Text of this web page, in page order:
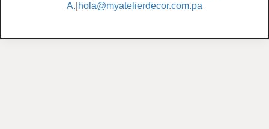
A. hola@myatelierdecor.com.pa